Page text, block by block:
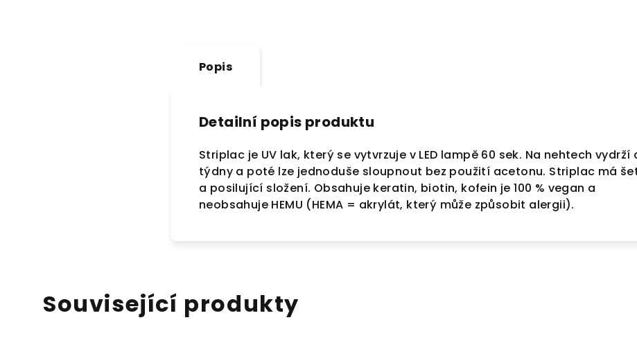
Popis
Detailní popis produktu
Striplac je UV lak, který se vytvrzuje v LED lampě 60 sek. Na nehtech vydrží
týdny a poté lze jednoduše sloupnout bez použití acetonu. Striplac má
a posilující složení. Obsahuje keratin, biotin, kofein je 100 % vegan a
neobsahuje HEMU (HEMA = akrylát, který může způsobit alergii).
Související produkty